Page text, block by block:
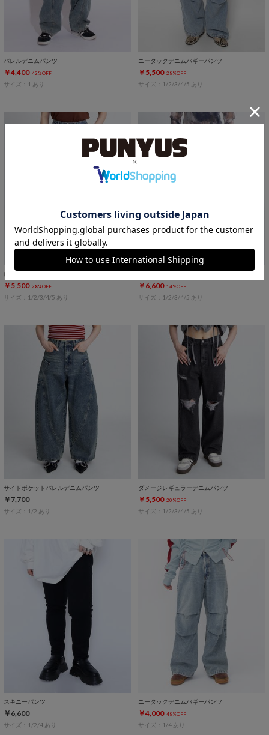
バレルデニムパンツ
￥4,400 42%OFF
サイズ：1 あり
ニータックデニムバギーパンツ
￥5,500 28%OFF
サイズ：1/2/3/4/5 あり
レイヤード風デニムパンツ
￥5,500 28%OFF
サイズ：1/2/3/4/5 あり
￥6,600 14%OFF
サイズ：1/2/3/4/5 あり
サイドポケットバレルデニムパンツ
￥7,700
サイズ：1/2 あり
ダメージレギュラーデニムパンツ
￥5,500 20%OFF
サイズ：1/2/3/4/5 あり
スキニーパンツ
￥6,600
サイズ：1/2/4 あり
ニータックデニムバギーパンツ
￥4,000 48%OFF
サイズ：1/4 あり